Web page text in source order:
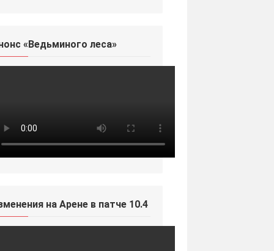
«Ведьминого леса»
на Арене в патче 10.4